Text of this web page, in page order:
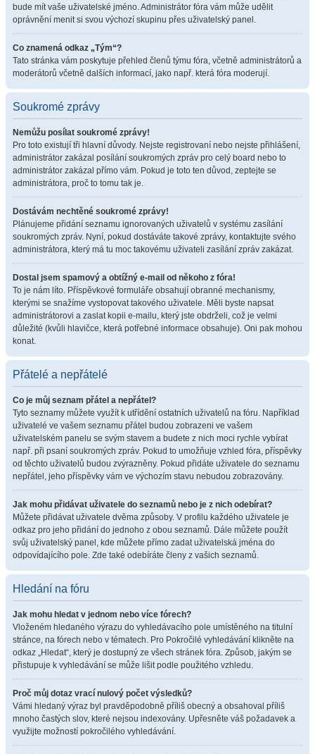
bude mít vaše uživatelské jméno. Administrátor fóra vám může udělit
oprávnění menit si svou výchozí skupinu přes uživatelský panel.
Co znamená odkaz „Tým“?
Tato stránka vám poskytuje přehled členů týmu fóra, včetně administrátorů a
moderátorů včetně dalších informací, jako např. která fóra moderují.
Soukromé zprávy
Nemůžu posílat soukromé zprávy!
Pro toto existují tři hlavní důvody. Nejste registrovaní nebo nejste přihlášení,
administrátor zakázal posílání soukromých zpráv pro celý board nebo to
administrátor zakázal přímo vám. Pokud je toto ten důvod, zeptejte se
administrátora, proč to tomu tak je.
Dostávám nechtěné soukromé zprávy!
Plánujeme přidání seznamu ignorovaných uživatelů v systému zasílání
soukromých zpráv. Nyní, pokud dostáváte takové zprávy, kontaktujte svého
administrátora, který má tu moc takovému uživateli zasílání zpráv zakázat.
Dostal jsem spamový a obtížný e-mail od někoho z fóra!
To je nám líto. Příspěvkové formuláře obsahují obranné mechanismy,
kterými se snažíme vystopovat takového uživatele. Měli byste napsat
administrátorovi a zaslat kopii e-mailu, který jste obdrželi, což je velmi
důležité (kvůli hlavičce, která potřebné informace obsahuje). Oni pak mohou
konat.
Přátelé a nepřátelé
Co je můj seznam přátel a nepřátel?
Tyto seznamy můžete využít k utřídění ostatních uživatelů na fóru. Například
uživatelé ve vašem seznamu přátel budou zobrazeni ve vašem
uživatelském panelu se svým stavem a budete z nich moci rychle vybírat
např. při psaní soukromých zpráv. Pokud to umožňuje vzhled fóra, příspěvky
od těchto uživatelů budou zvýrazněny. Pokud přidáte uživatele do seznamu
nepřátel, jeho příspěvky vám ve výchozím stavu nebudou zobrazovány.
Jak mohu přidávat uživatele do seznamů nebo je z nich odebírat?
Můžete přidávat uživatele dvěma způsoby. V profilu každého uživatele je
odkaz pro jeho přidání do jednoho z obou seznamů. Dále můžete použít
svůj uživatelský panel, kde můžete přímo zadat uživatelská jména do
odpovídajícího pole. Zde také odebíráte členy z vašich seznamů.
Hledání na fóru
Jak mohu hledat v jednom nebo více fórech?
Vloženém hledaného výrazu do vyhledávacího pole umístěného na titulní
stránce, na fórech nebo v tématech. Pro Pokročilé vyhledávání klikněte na
odkaz „Hledat“, který je dostupný ze všech stránek fóra. Způsob, jakým se
přistupuje k vyhledávání se může lišit podle použitého vzhledu.
Proč můj dotaz vrací nulový počet výsledků?
Vámi hledaný výraz byl pravděpodobně příliš obecný a obsahoval příliš
mnoho častých slov, které nejsou indexovány. Upřesněte váš požadavek a
využijte možností pokročilého vyhledávání.